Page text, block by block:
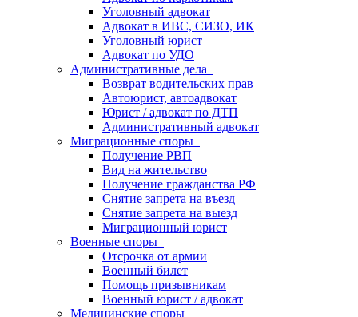
Уголовный адвокат
Адвокат в ИВС, СИЗО, ИК
Уголовный юрист
Адвокат по УДО
Административные дела
Возврат водительских прав
Автоюрист, автоадвокат
Юрист / адвокат по ДТП
Административный адвокат
Миграционные споры
Получение РВП
Вид на жительство
Получение гражданства РФ
Снятие запрета на въезд
Снятие запрета на выезд
Миграционный юрист
Военные споры
Отсрочка от армии
Военный билет
Помощь призывникам
Военный юрист / адвокат
Медицинские споры